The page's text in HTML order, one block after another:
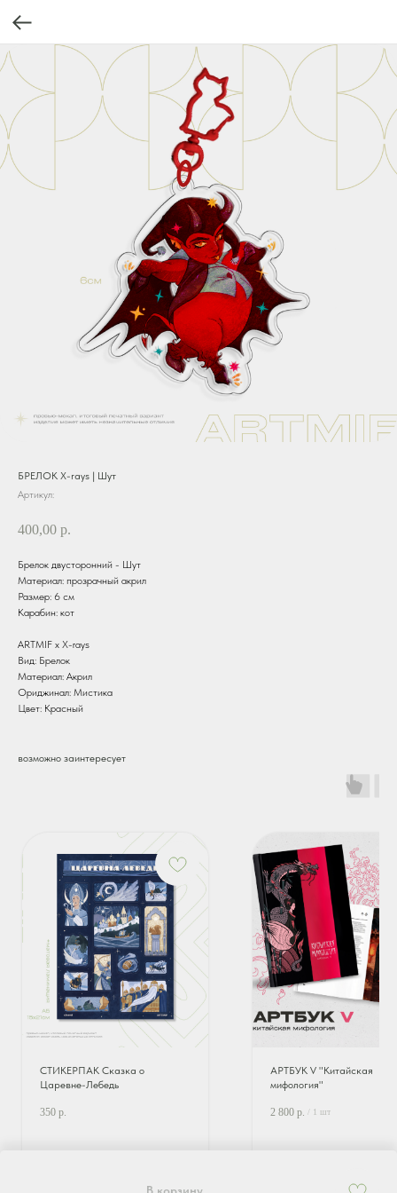
БРЕЛОК X-rays | Шут
Артикул:
400,00 р.
В корзину
Брелок двусторонний - Шут
Материал: прозрачный акрил
Размер: 6 см
Карабин: кот
ARTMIF х X-rays
Вид: Брелок
Материал: Акрил
Ориджинал: Мистика
Цвет: Красный
возможно заинтересует
СТИКЕРПАК Сказка о
Царевне-Лебедь
350 р.
АРТБУК V "Китайская
мифология"
2 800 р. / 1 шт